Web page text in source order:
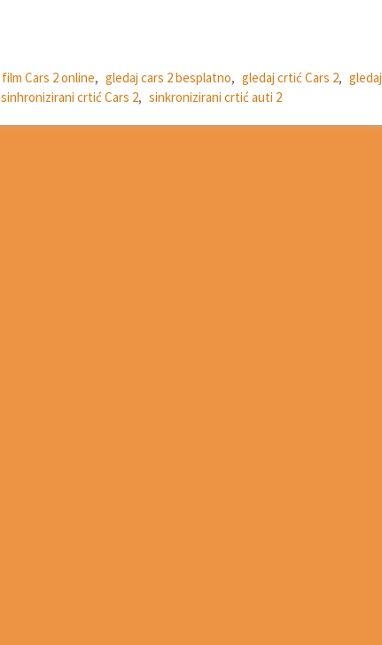
film Cars 2 online, gledaj cars 2 besplatno, gledaj crtić Cars 2, gledaj
sinhronizirani crtić Cars 2, sinkronizirani crtić auti 2